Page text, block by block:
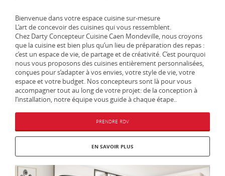
Bienvenue dans votre espace cuisine sur-mesure
L’art de concevoir des cuisines qui vous ressemblent.
Chez Darty Concepteur Cuisine Caen Mondeville, nous croyons
que la cuisine est bien plus qu’un lieu de préparation des repas :
c’est un espace de vie, de partage et de créativité. C’est pourquoi
nous vous proposons des cuisines entièrement personnalisées,
conçues pour s’adapter à vos envies, votre style de vie, votre
espace et votre budget. Nos concepteurs sont là pour vous
accompagner tout au long de votre projet: de la conception à
l’installation, notre équipe vous guide à chaque étape..
PRENDRE RDV
EN SAVOIR PLUS